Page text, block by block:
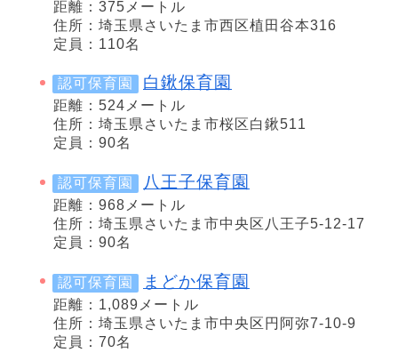
距離：375メートル
住所：埼玉県さいたま市西区植田谷本316
定員：110名
認可保育園 白鍬保育園
距離：524メートル
住所：埼玉県さいたま市桜区白鍬511
定員：90名
認可保育園 八王子保育園
距離：968メートル
住所：埼玉県さいたま市中央区八王子5-12-17
定員：90名
認可保育園 まどか保育園
距離：1,089メートル
住所：埼玉県さいたま市中央区円阿弥7-10-9
定員：70名